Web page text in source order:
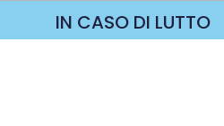
IN CASO DI LUTTO